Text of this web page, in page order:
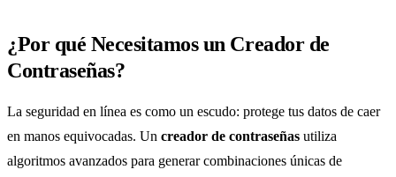
¿Por qué Necesitamos un Creador de
Contraseñas?
La seguridad en línea es como un escudo: protege tus datos de caer
en manos equivocadas. Un creador de contraseñas utiliza
algoritmos avanzados para generar combinaciones únicas de